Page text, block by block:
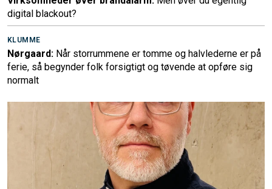
digital blackout?
KLUMME
Nørgaard: Når storrummene er tomme og halvlederne er på
ferie, så begynder folk forsigtigt og tøvende at opføre sig
normalt